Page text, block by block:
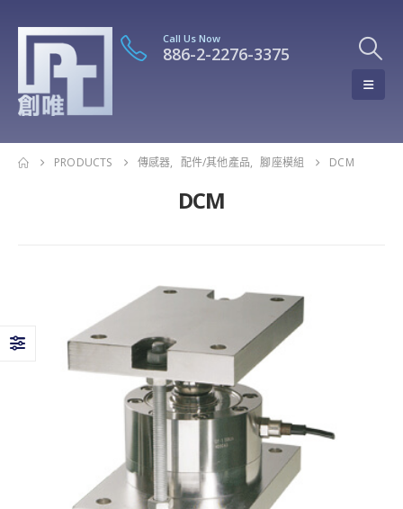
Call Us Now
886-2-2276-3375
PRODUCTS 傳感器, 配件/其他產品, 腳座模組 DCM
DCM